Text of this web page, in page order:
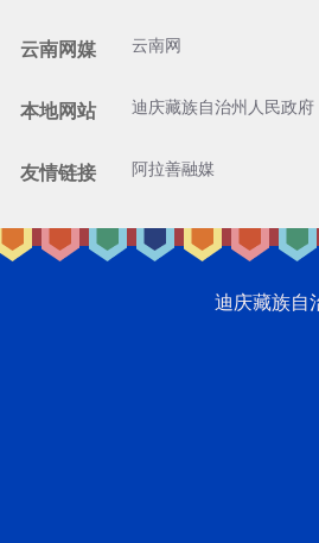
云南网媒 云南网
本地网站 迪庆藏族自治州人民政府
友情链接 阿拉善融媒
迪庆藏族自